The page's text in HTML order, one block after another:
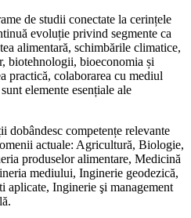
de studii conectate la cerințele
evoluție privind segmente ca
alimentară, schimbările climatice,
biotehnologii, bioeconomia și
practică, colaborarea cu mediul
elemente esențiale ale
competențe relevante
actuale: Agricultură, Biologie,
produselor alimentare, Medicină
mediului, Inginerie geodezică,
Inginerie şi management